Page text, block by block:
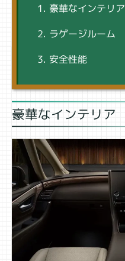
豪華なインテリア
ラゲージルーム
安全性能
豪華なインテリア